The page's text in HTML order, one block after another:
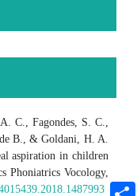
C., Fagondes, S. C.,
B., & Goldani, H. A.
aspiration in children
Phoniatrics Vocology,